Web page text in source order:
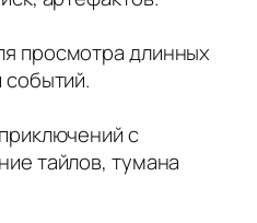
просмотра длинных
событий.
с
тайлов, тумана